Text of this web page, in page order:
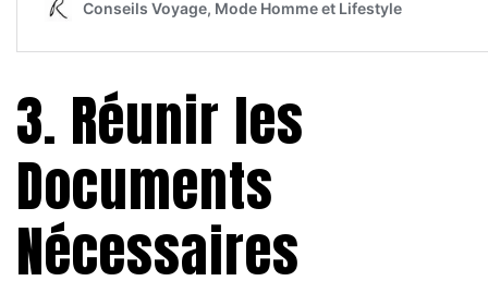
3. Réunir les
Documents
Nécessaires